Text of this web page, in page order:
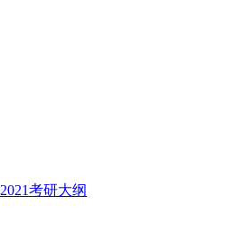
2021考研大纲